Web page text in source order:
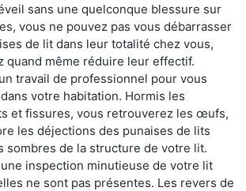
sans une quelconque blessure sur
vous ne pouvez pas vous débarrasser
de lit dans leur totalité chez vous,
quand même réduire leur effectif.
travail de professionnel pour vous
votre habitation. Hormis les
et fissures, vous retrouverez les œufs,
les déjections des punaises de lits
sombres de la structure de votre lit.
inspection minutieuse de votre lit
ne sont pas présentes. Les revers de